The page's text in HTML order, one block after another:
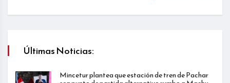
Últimas Noticias:
Mincetur plantea que estación de tren de Pachar